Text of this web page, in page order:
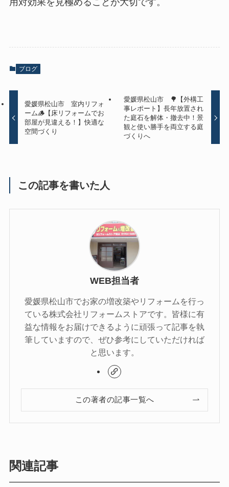
用対効果を見極めることが大切です。
ブログ
愛媛県松山市 室内リフォ
ーム🪵【床リフォームでお
部屋が見違える！】快適な
空間づくり
愛媛県松山市 🌳【外構工
事レポート】長年放置され
た庭石を解体・撤去中！景
観と使い勝手を両立する庭
づくりへ
この記事を書いた人
WEB担当者
愛媛県松山市でお家の増改築やリフォームを行っ
ている株式会社リフォームストアです。皆様に有
益な情報をお届けできるように頑張って記事を執
筆していますので、ぜひ参考にしていただければ
と思います。
この著者の記事一覧へ
関連記事